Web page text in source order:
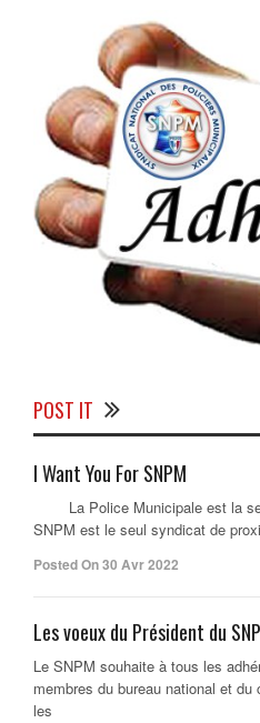
POST IT
I Want You For SNPM
La Police Municipale est la
SNPM est le seul syndicat de
Posted On 30 Avr 2022
Les voeux du Président du
Le SNPM souhaite à tous les
membres du bureau national et
les